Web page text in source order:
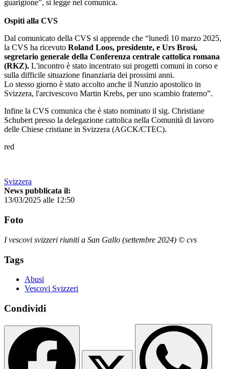
guarigione”, si legge nel comunica.
Ospiti alla CVS
Dal comunicato della CVS si apprende che “lunedì 10 marzo 2025,
la CVS ha ricevuto Roland Loos, presidente, e Urs Brosi,
segretario generale della Conferenza centrale cattolica romana
(RKZ). L'incontro è stato incentrato sui progetti comuni in corso e
sulla difficile situazione finanziaria dei prossimi anni.
Lo stesso giorno è stato accolto anche il Nunzio apostolico in
Svizzera, l'arcivescovo Martin Krebs, per uno scambio fraterno”.
Infine la CVS comunica che è stato nominato il sig. Christiane
Schubert presso la delegazione cattolica nella Comunità di lavoro
delle Chiese cristiane in Svizzera (AGCK/CTEC).
red
Svizzera
News pubblicata il:
13/03/2025 alle 12:50
Foto
I vescovi svizzeri riuniti a San Gallo (settembre 2024) © cvs
Tags
Abusi
Vescovi Svizzeri
Condividi